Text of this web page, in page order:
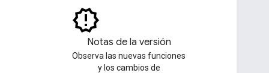
Notas de la versión
Observa las nuevas funciones
y los cambios de